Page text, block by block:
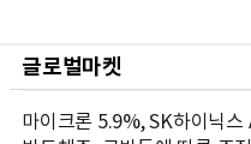
글로벌마켓
마이크론 5.9%, SK하이닉스